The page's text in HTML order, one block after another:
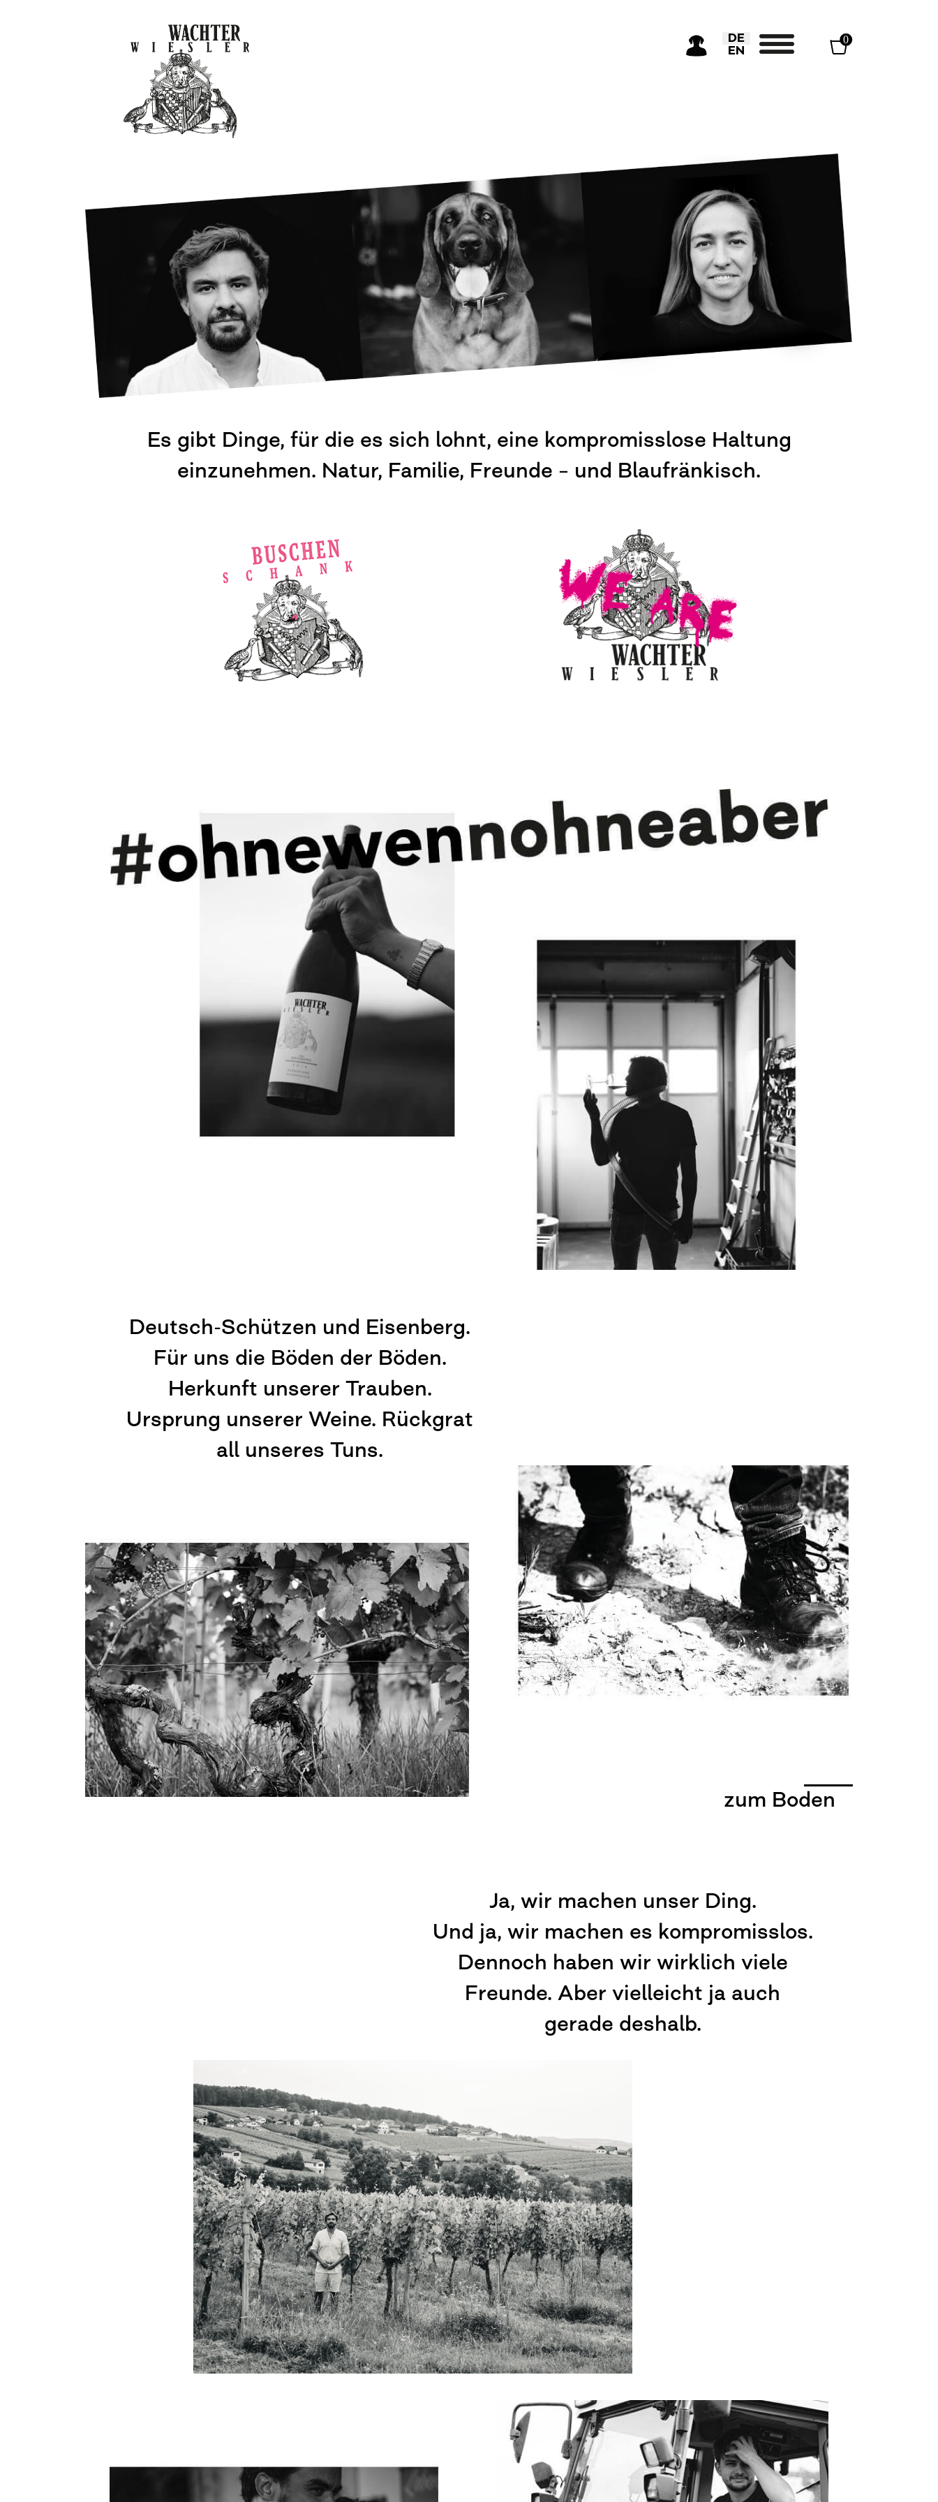
Sprache auswählen
DE
EN
0
Es gibt Dinge, für die es sich lohnt, eine kompromisslose Haltung
einzunehmen. Natur, Familie, Freunde – und Blaufränkisch.
Deutsch-Schützen und Eisenberg.
Für uns die Böden der Böden.
Herkunft unserer Trauben.
Ursprung unserer Weine. Rückgrat
all unseres Tuns.
zum Boden
Ja, wir machen unser Ding.
Und ja, wir machen es kompromisslos.
Dennoch haben wir wirklich viele
Freunde. Aber vielleicht ja auch
gerade deshalb.